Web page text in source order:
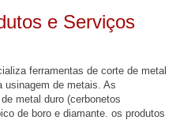
e Serviços
ferramentas de corte de metal
usinagem de metais. As
metal duro (cerbonetos
de boro e diamante. os produtos